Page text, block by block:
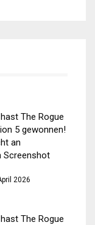
The Rogue
5 gewonnen!
an
Screenshot
2026
The Rogue